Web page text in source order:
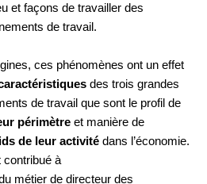
et façons de travailler des
de travail.
ces phénomènes ont un effet
des trois grandes
de travail que sont le profil de
périmètre et manière de
de leur activité dans l’économie.
contribué à
métier de directeur des